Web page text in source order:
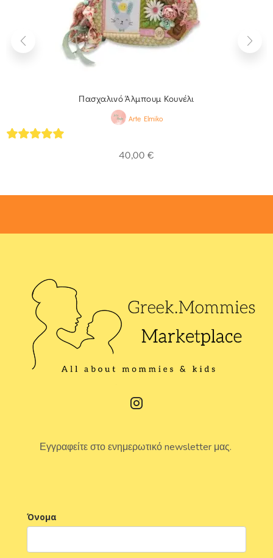
Πασχαλινό Άλμπουμ Κουνέλι
Arte Elmiko
40,00 €
Εγγραφείτε στο ενημερωτικό newsletter μας.
Όνομα